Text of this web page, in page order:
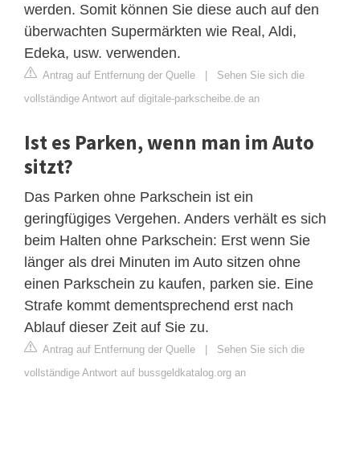
werden. Somit können Sie diese auch auf den
überwachten Supermärkten wie Real, Aldi,
Edeka, usw. verwenden.
Antrag auf Entfernung der Quelle | Sehen Sie sich die
vollständige Antwort auf digitale-parkscheibe.de an
Ist es Parken, wenn man im Auto
sitzt?
Das Parken ohne Parkschein ist ein
geringfügiges Vergehen. Anders verhält es sich
beim Halten ohne Parkschein: Erst wenn Sie
länger als drei Minuten im Auto sitzen ohne
einen Parkschein zu kaufen, parken sie. Eine
Strafe kommt dementsprechend erst nach
Ablauf dieser Zeit auf Sie zu.
Antrag auf Entfernung der Quelle | Sehen Sie sich die
vollständige Antwort auf bussgeldkatalog.org an